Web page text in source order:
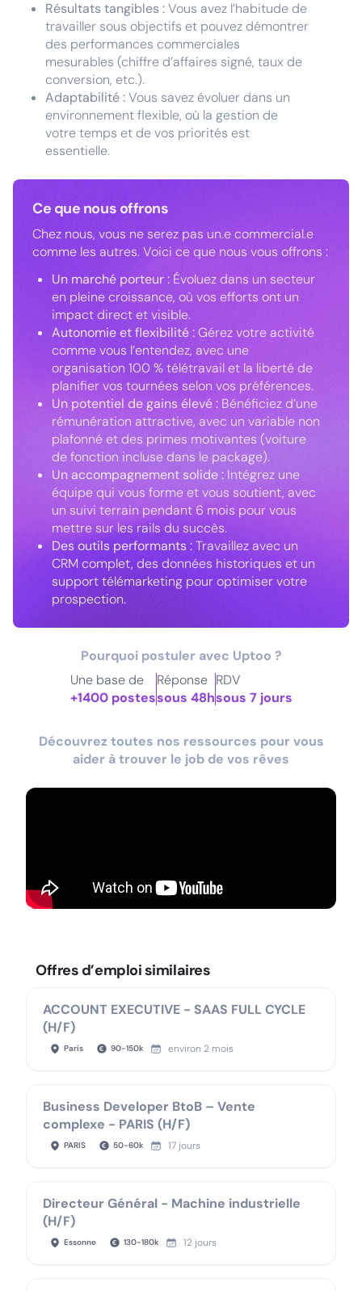
Résultats tangibles :Vous avez l’habitude de
travailler sous objectifs et pouvez démontrer
des performances commerciales
mesurables (chiffre d’affaires signé, taux de
conversion, etc.).
Adaptabilité :Vous savez évoluer dans un
environnement flexible, où la gestion de
votre temps et de vos priorités est
essentielle.
Ce que nous offrons
Chez nous, vous ne serez pas un.e commercial.e
comme les autres. Voici ce que nous vous offrons :
Un marché porteur : Évoluez dans un secteur
en pleine croissance, où vos efforts ont un
impact direct et visible.
Autonomie et flexibilité :Gérez votre activité
comme vous l’entendez, avec une
organisation 100 % télétravail et la liberté de
planifier vos tournées selon vos préférences.
Un potentiel de gains élevé : Bénéficiez d’une
rémunération attractive, avec un variable non
plafonné et des primes motivantes (voiture
de fonction incluse dans le package).
Un accompagnement solide : Intégrez une
équipe qui vous forme et vous soutient, avec
un suivi terrain pendant 6 mois pour vous
mettre sur les rails du succès.
Des outils performants :Travaillez avec un
CRM complet, des données historiques et un
support télémarketing pour optimiser votre
prospection.
Pourquoi postuler avec Uptoo ?
Une base de
+1400 postes
Réponse
sous 48h
RDV
sous 7 jours
Découvrez toutes nos ressources pour vous
aider à trouver le job de vos rêves
Offres d’emploi similaires
ACCOUNT EXECUTIVE - SAAS FULL CYCLE
(H/F)
Paris 90-150k environ 2 mois
Business Developer BtoB – Vente
complexe - PARIS (H/F)
PARIS 50-60k 17 jours
Directeur Général - Machine industrielle
(H/F)
Essonne 130-180k 12 jours